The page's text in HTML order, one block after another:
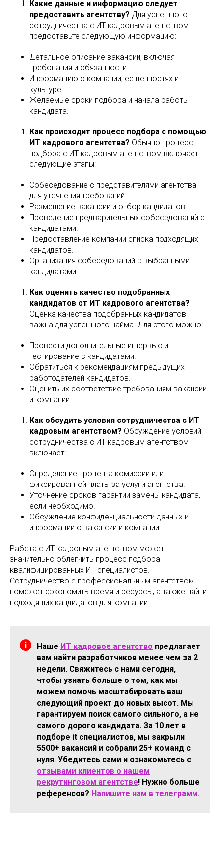
Какие данные и информацию следует
предоставить агентству? Для успешного
сотрудничества с ИТ кадровым агентством
предоставьте следующую информацию:
Детальное описание вакансии, включая
требования и обязанности.
Информацию о компании, ее ценностях и
культуре.
Желаемые сроки подбора и начала работы
кандидата.
Как происходит процесс подбора с помощью
ИТ кадрового агентства? Обычно процесс
подбора с ИТ кадровым агентством включает
следующие этапы:
Собеседование с представителями агентства
для уточнения требований.
Размещение вакансии и отбор кандидатов.
Проведение предварительных собеседований с
кандидатами.
Предоставление компании списка подходящих
кандидатов.
Организация собеседований с выбранными
кандидатами.
Как оценить качество подобранных
кандидатов от ИТ кадрового агентства?
Оценка качества подобранных кандидатов
важна для успешного найма. Для этого можно:
Провести дополнительные интервью и
тестирование с кандидатами.
Обратиться к рекомендациям предыдущих
работодателей кандидатов.
Оценить их соответствие требованиям вакансии
и компании.
Как обсудить условия сотрудничества с ИТ
кадровым агентством? Обсуждение условий
сотрудничества с ИТ кадровым агентством
включает:
Определение процента комиссии или
фиксированной платы за услуги агентства.
Уточнение сроков гарантии замены кандидата,
если необходимо.
Обсуждение конфиденциальности данных и
информации о вакансии и компании.
Работа с ИТ кадровым агентством может
значительно облегчить процесс подбора
квалифицированных ИТ специалистов.
Сотрудничество с профессиональным агентством
поможет сэкономить время и ресурсы, а также найти
подходящих кандидатов для компании.
Наше ИТ кадровое агентство предлагает
вам найти разработчиков менее чем за 2
недели. Свяжитесь с нами сегодня,
чтобы узнать больше о том, как мы
можем помочь масштабировать ваш
следующий проект до новых высот. Мы
гарантируем поиск самого сильного, а не
самого дорого кандидата. За 10 лет в
подборе it специалистов, мы закрыли
5500+ вакансий и собрали 25+ команд с
нуля. Убедитесь сами и ознакомьтесь с
отзывами клиентов о нашем
рекрутинговом агентстве! Нужно больше
референсов? Напишите нам в телеграмм.